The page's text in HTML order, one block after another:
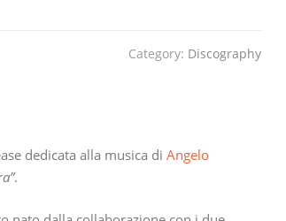
Category: Discography
dedicata alla musica di Angelo
.